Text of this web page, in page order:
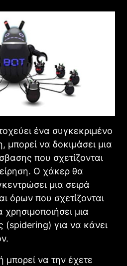
ένα συγκεκριμένο
μπορεί να δοκιμάσει μια
που σχετίζονται
Ο χάκερ θα
μια σειρά
όρων που σχετίζονται
χρησιμοποιήσει μια
(spidering) για να κάνει
μπορεί να την έχετε